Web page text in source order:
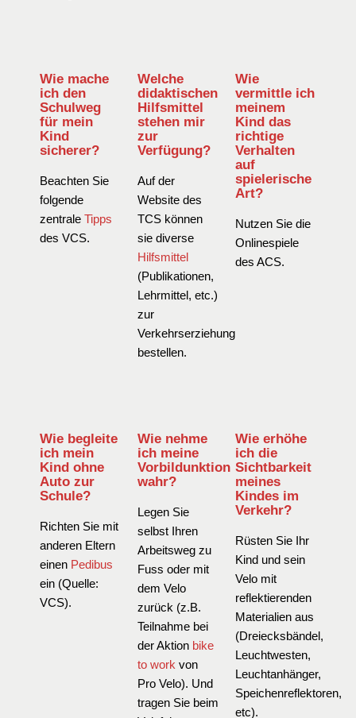
Wie mache
ich den
Schulweg
für mein
Kind
sicherer?
Beachten Sie
folgende
zentrale Tipps
des VCS.
Welche
didaktischen
Hilfsmittel
stehen mir
zur
Verfügung?
Auf der
Website des
TCS können
sie diverse
Hilfsmittel
(Publikationen,
Lehrmittel, etc.)
zur
Verkehrserziehung
bestellen.
Wie
vermittle ich
meinem
Kind das
richtige
Verhalten
auf
spielerische
Art?
Nutzen Sie die
Onlinespiele
des ACS.
Wie begleite
ich mein
Kind ohne
Auto zur
Schule?
Richten Sie mit
anderen Eltern
einen Pedibus
ein (Quelle:
VCS).
Wie nehme
ich meine
Vorbildunktion
wahr?
Legen Sie
selbst Ihren
Arbeitsweg zu
Fuss oder mit
dem Velo
zurück (z.B.
Teilnahme bei
der Aktion bike
to work von
Pro Velo). Und
tragen Sie beim
Wie erhöhe
ich die
Sichtbarkeit
meines
Kindes im
Verkehr?
Rüsten Sie Ihr
Kind und sein
Velo mit
reflektierenden
Materialien aus
(Dreiecksbändel,
Leuchtwesten,
Leuchtanhänger,
Speichenreflektoren,
etc).